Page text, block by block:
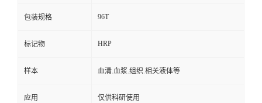
包装规格 96T
标记物 HRP
样本 血清.血浆.组织.相关液体等
应用 仅供科研使用